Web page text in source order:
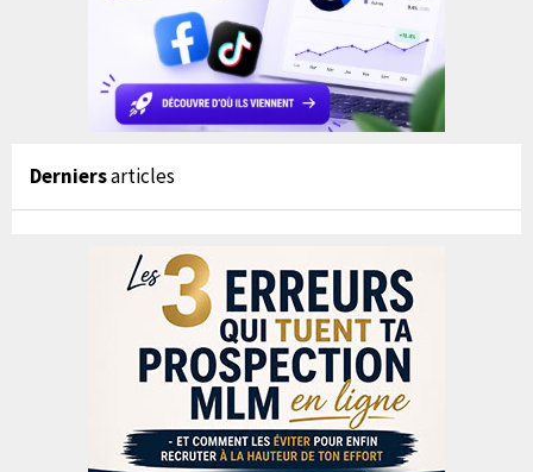
Derniersarticles